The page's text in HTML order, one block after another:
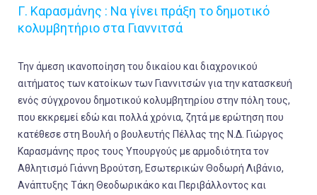
Γ. Καρασμάνης : Να γίνει πράξη το δημοτικό
κολυμβητήριο στα Γιαννιτσά
Την άμεση ικανοποίηση του δικαίου και διαχρονικού
αιτήματος των κατοίκων των Γιαννιτσών για την κατασκευή
ενός σύγχρονου δημοτικού κολυμβητηρίου στην πόλη τους,
που εκκρεμεί εδώ και πολλά χρόνια, ζητά με ερώτηση που
κατέθεσε στη Βουλή ο βουλευτής Πέλλας της Ν.Δ. Γιώργος
Καρασμάνης προς τους Υπουργούς με αρμοδιότητα τον
Αθλητισμό Γιάννη Βρούτση, Εσωτερικών Θοδωρή Λιβάνιο,
Ανάπτυξης Τάκη Θεοδωρικάκο και Περιβάλλοντος και